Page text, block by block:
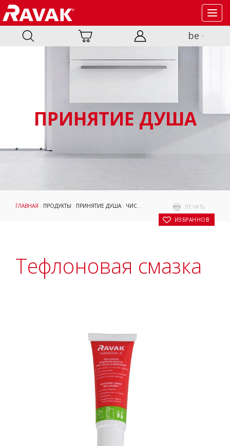
be
ПРИНЯТИЕ ДУША
ПЕЧАТЬ
В ИЗБРАННОЕ
ГЛАВНАЯ : ПРОДУКТЫ : ПРИНЯТИЕ ДУША: ЧИСТЯЩИЕ СРЕДСТВА : ТЕФЛОНОВАЯ
Тефлоновая смазка